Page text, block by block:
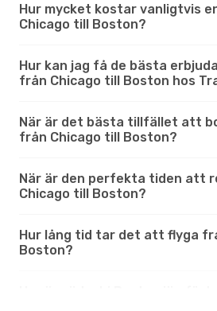
Hur mycket kostar vanligtvis
Chicago till Boston?
Hur kan jag få de bästa
från Chicago till Boston hos
När är det bästa tillfället att
från Chicago till Boston?
När är den perfekta tiden att
Chicago till Boston?
Hur lång tid tar det att flyga
Boston?